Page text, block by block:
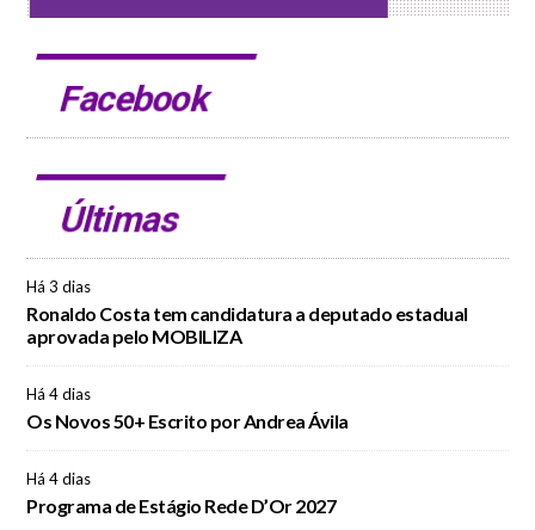
Facebook
Últimas
Há 3 dias
Ronaldo Costa tem candidatura a deputado estadual
aprovada pelo MOBILIZA
Há 4 dias
Os Novos 50+ Escrito por Andrea Ávila
Há 4 dias
Programa de Estágio Rede D’Or 2027